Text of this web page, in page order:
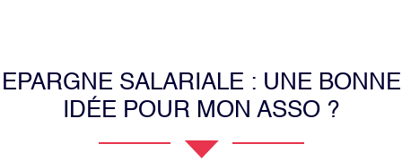
EPARGNE SALARIALE : UNE BONNE
IDÉE POUR MON ASSO ?